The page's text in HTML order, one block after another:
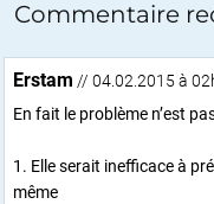
Commentaire
Erstam // 04.02.2015 à
En fait le problème n’est
1. Elle serait inefficace à
même